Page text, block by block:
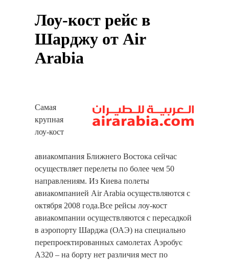
Лоу-кост рейс в
Шарджу от Air
Arabia
Самая
крупная
лоу-кост
авиакомпания Ближнего Востока сейчас
осуществляет перелеты по более чем 50
направлениям. Из Киева полеты
авиакомпанией Air Arabia осуществляются с
октября 2008 года.Все рейсы лоу-кост
авиакомпании осуществляются с пересадкой
в аэропорту Шарджа (ОАЭ) на специально
перепроектированных самолетах Аэробус
А320 – на борту нет различия мест по